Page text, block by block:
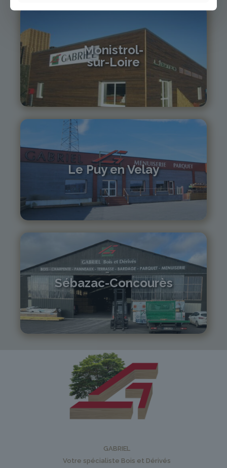
Monistrol-
sur-Loire
monistrol@gabriel-sa.fr
Le Puy en Velay
04 71 01 13 30
lepuy@gabriel-sa.fr
Sébazac-Concourès
05 81 55 83 89
monistrol@gabriel-sa.fr
GABRIEL
Votre spécialiste Bois et Dérivés